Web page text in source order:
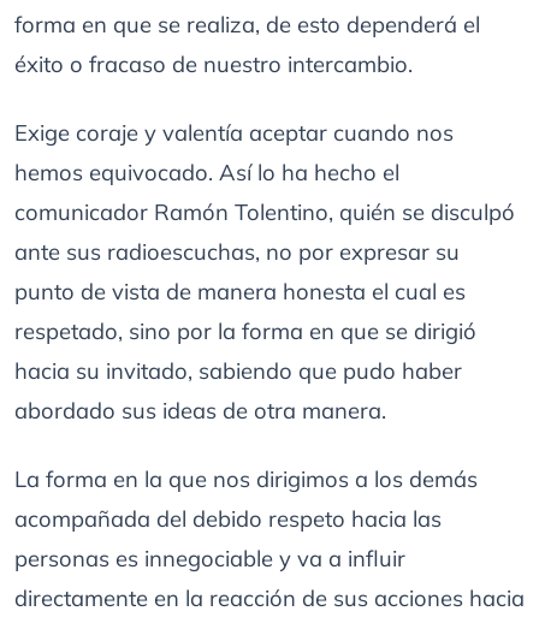
forma en que se realiza, de esto dependerá el
éxito o fracaso de nuestro intercambio.
Exige coraje y valentía aceptar cuando nos
hemos equivocado. Así lo ha hecho el
comunicador Ramón Tolentino, quién se disculpó
ante sus radioescuchas, no por expresar su
punto de vista de manera honesta el cual es
respetado, sino por la forma en que se dirigió
hacia su invitado, sabiendo que pudo haber
abordado sus ideas de otra manera.
La forma en la que nos dirigimos a los demás
acompañada del debido respeto hacia las
personas es innegociable y va a influir
directamente en la reacción de sus acciones hacia